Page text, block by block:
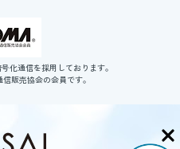
化通信を採用しております。
販売協会の会員です。